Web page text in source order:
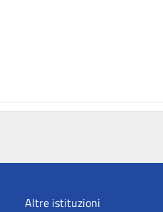
Altre istituzioni